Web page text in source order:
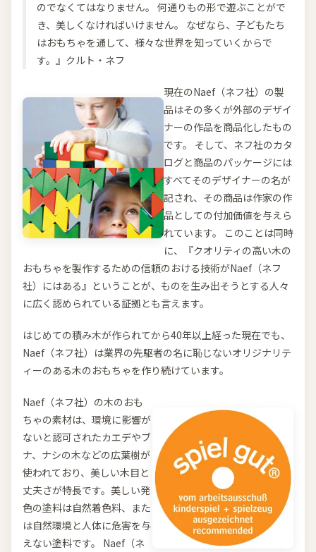
のでなくてはなりません。 何通りもの形で遊ぶことがで
き、美しくなければいけません。 なぜなら、子どもたち
はおもちゃを通して、様々な世界を知っていくからで
す。』 クルト・ネフ
現在のNaef（ネフ社）の製
品はその多くが外部のデザイ
ナーの作品を商品化したもの
です。 そして、ネフ社のカタ
ログと商品のパッケージには
すべてそのデザイナーの名が
記され、その商品は作家の作
品としての付加価値を与えら
れています。 このことは同時
に、『クオリティの高い木の
おもちゃを製作するための信頼のおける技術がNaef（ネフ
社）にはある』ということが、ものを生み出そうとする人々
に広く認められている証拠とも言えます。
はじめての積み木が作られてから40年以上経った現在でも、
Naef（ネフ社）は業界の先駆者の名に恥じないオリジナリテ
ィーのある木のおもちゃを作り続けています。
Naef（ネフ社）の木のおも
ちゃの素材は、環境に影響が
ないと認可されたカエデやブ
ナ、ナシの木などの広葉樹が
使われており、美しい木目と
丈夫さが特長です。美しい発
色の塗料は自然着色料、また
は自然環境と人体に危害を与
えない塗料です。 Naef（ネ